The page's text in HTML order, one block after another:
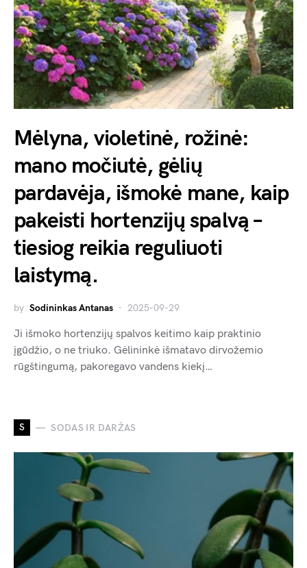
Mėlyna, violetinė, rožinė:
mano močiutė, gėlių
pardavėja, išmokė mane, kaip
pakeisti hortenzijų spalvą –
tiesiog reikia reguliuoti
laistymą.
by Sodininkas Antanas 2025-09-29
Ji išmoko hortenzijų spalvos keitimo kaip praktinio
įgūdžio, o ne triuko. Gėlininkė išmatavo dirvožemio
rūgštingumą, pakoregavo vandens kiekį…
S SODAS IR DARŽAS